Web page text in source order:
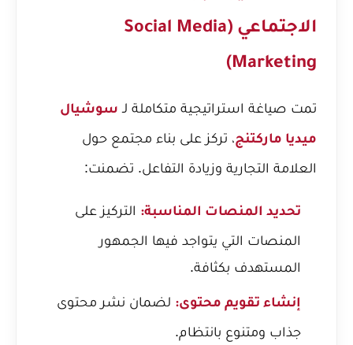
الاجتماعي (Social Media
Marketing)
تمت صياغة استراتيجية متكاملة لـ سوشيال
ميديا ماركتنج، تركز على بناء مجتمع حول
العلامة التجارية وزيادة التفاعل. تضمنت:
تحديد المنصات المناسبة: التركيز على
المنصات التي يتواجد فيها الجمهور
المستهدف بكثافة.
إنشاء تقويم محتوى: لضمان نشر محتوى
جذاب ومتنوع بانتظام.